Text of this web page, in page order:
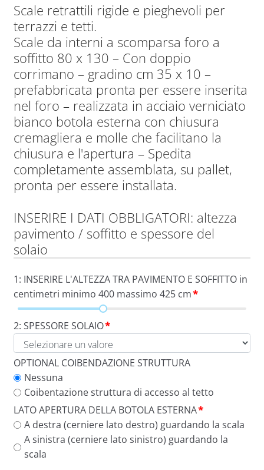
Scale retrattili rigide e pieghevoli per
terrazzi e tetti.
Scale da interni a scomparsa foro a
soffitto 80 x 130 – Con doppio
corrimano – gradino cm 35 x 10 –
prefabbricata pronta per essere inserita
nel foro – realizzata in acciaio verniciato
bianco botola esterna con chiusura
cremagliera e molle che facilitano la
chiusura e l'apertura – Spedita
completamente assemblata, su pallet,
pronta per essere installata.
INSERIRE I DATI OBBLIGATORI: altezza
pavimento / soffitto e spessore del
solaio
1: INSERIRE L'ALTEZZA TRA PAVIMENTO E SOFFITTO in
centimetri minimo 400 massimo 425 cm*
2: SPESSORE SOLAIO*
OPTIONAL COIBENDAZIONE STRUTTURA
Nessuna
Coibentazione struttura di accesso al tetto
LATO APERTURA DELLA BOTOLA ESTERNA*
A destra (cerniere lato destro) guardando la scala
A sinistra (cerniere lato sinistro) guardando la
scala